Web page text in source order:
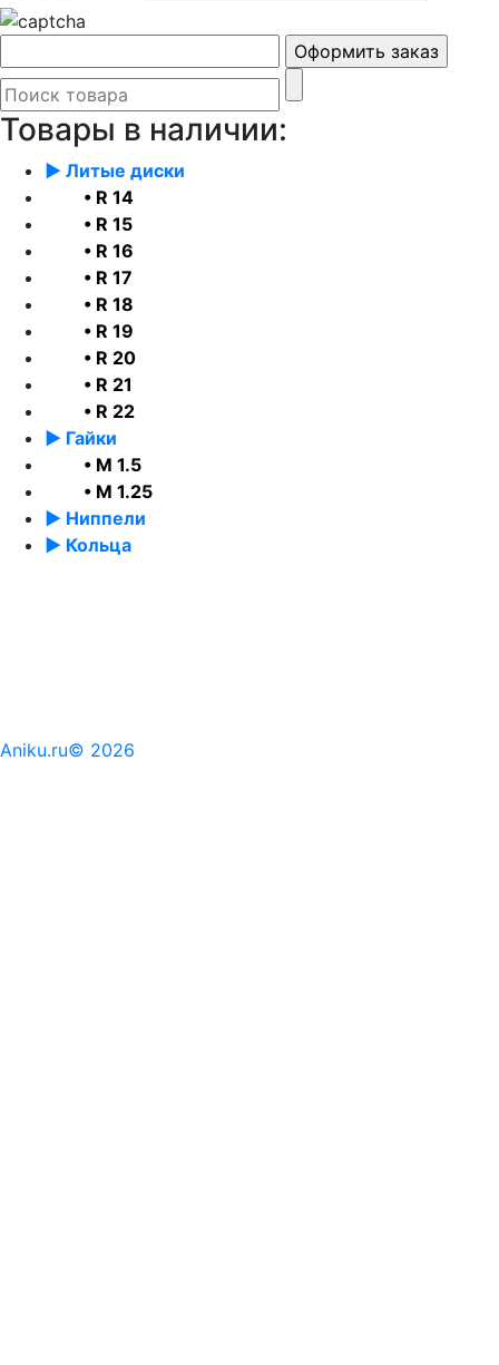
Товары в наличии:
► Литые диски
• R 14
• R 15
• R 16
• R 17
• R 18
• R 19
• R 20
• R 21
• R 22
► Гайки
• М 1.5
• М 1.25
► Ниппели
► Кольца
Aniku.ru© 2026